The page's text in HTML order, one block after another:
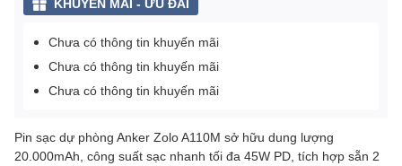
KHUYẾN MÃI - ƯU ĐÃI
Chưa có thông tin khuyến mãi
Chưa có thông tin khuyến mãi
Chưa có thông tin khuyến mãi
Pin sạc dự phòng Anker Zolo A110M sở hữu dung lượng
20.000mAh, công suất sạc nhanh tối đa 45W PD, tích hợp sẵn 2